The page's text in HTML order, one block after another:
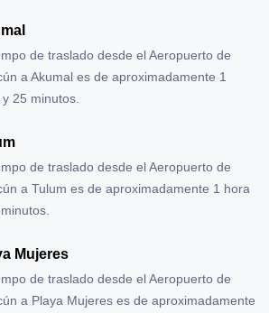
de traslado desde el Aeropuerto de
a Akumal es de aproximadamente 1
y 25 minutos.
de traslado desde el Aeropuerto de
a Tulum es de aproximadamente 1 hora
Mujeres
de traslado desde el Aeropuerto de
a Playa Mujeres es de aproximadamente